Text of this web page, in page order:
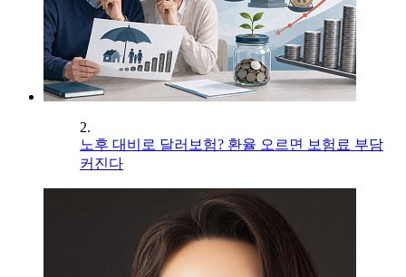
2.
노후 대비로 달러보험? 환율 오르면 보험료 부담
커진다